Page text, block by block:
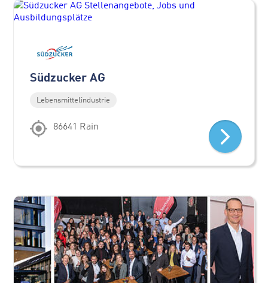
Südzucker AG
Lebensmittelindustrie
86641 Rain